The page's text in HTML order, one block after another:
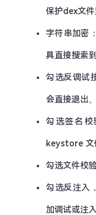
保护dex文件
字符串加密
具直接搜索
勾选反调试
会直接退出。
勾选签名校
keystore 文
勾选文件校
勾选反注入
加调试或注入